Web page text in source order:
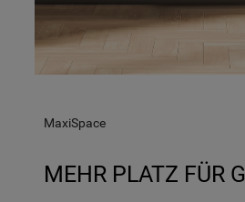
MaxiSpace
MEHR PLATZ FÜR